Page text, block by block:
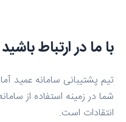
با ما در ارتباط باشید
تیم پشتیبانی سامانه عمید
شما در زمینه استفاده از
انتقادات است.